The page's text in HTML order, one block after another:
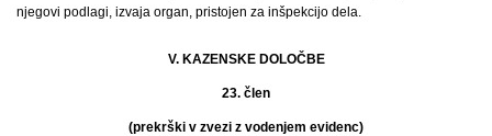
njegovi podlagi, izvaja organ, pristojen za inšpekcijo dela.
V. KAZENSKE DOLOČBE
23. člen
(prekrški v zvezi z vodenjem evidenc)